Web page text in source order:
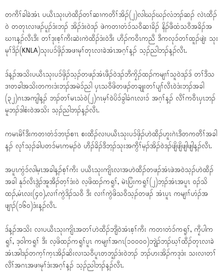
တကီၢ်ခါခဲအံၤ ပယီၤသုးဟဲထီၣ်တၢ်ဆၢကတီၢ်အိၣ်(၂)လါဃၣ်ဃၣ်လံဘၣ်ဆၣ် လဲၤထီၣ်
ဝဲ တတုၤလၢဖၣ်ပူၣ်ဒံးဘၣ် အိၣ်ဒံးဝဲဒၣ် ဖဲကတၢတံၥ်သဝီဆၢခိၣ် နိၣ်ဖီထံသဝီအခိၣ်အ
ဃၢၤန့ၣ်လီၤဒီး တၢ်ဒုးစ့ၢ်ကီးဆဲးကဲထီၣ်ဒံးဝဲဒီး ဟီၣ်ကဝီၤကညီ ဒီကလုၥ်တၢ်ထူၣ်ဖျဲး သုး
မုၢ်ဒိၣ်(KNLA)သုးပၥ်ဖှိၣ်အဖၢမုၢ်တုၤလၢခဲအံၤအဂ့ၢ်န့ၣ် သ့ၣ်ညါဘၣ်န့ၣ်လီၤ.
ဒ်န့ၣ်အသိးပယီၤသုးပၥ်ဖှိၣ်သ့ၣ်တဖၣ်အံၤဖီၣ်ဝဲဒၣ်ဘီကၠိၣ်ထၣ်ကမျၢၢ်သူဝဲဒၣ်ဒ် တၢ်ဒီသ
ဒၢတခါအသိးတကးဒံးဘၣ်အမဲၥ်ညါ ပှၤသဝီဖိတဖၣ်တချုးတၢ်ပျၢ်လီၤဝဲဒံးဘၣ်အခါ
(၃၂)ဂၤအကျါန့ၣ် ဘၣ်တၢ်မၤသံဝဲ(၂)ဂၤမ့ၢ်ဝဲပိၥ်ခွါခံဂၤလၢၥ် အဂ့ၢ်န့ၣ် လီၢ်ကဝီၤပှၤဘၣ်
မူဘၣ်ဒါစံးဝဲအသိး သ့ၣ်ညါဘၣ်န့ၣ်လီၤ.
ကမၤမိၢ်ဒီးကတၢတံၥ်ဘၢၣ်စၢၤ စးထီၣ်လၢပယီၤသုးပၥ်ဖှိၣ်ဟဲထီၣ်ဟူးဂဲၤဒီတကတီၢ်အခါ
န့ၣ် လုၢ်သ့ၣ်ခါပတၥ်မၤကမၣ်ဝဲ ဟီၣ်ခိၣ်ဒီဘ့ၣ်သုးအကွီၢ်မ့ၣ်အိၣ်ဝဲဒၣ်ဖျိဖျိဖျါဖျါန့ၣ်လီၤ.
အပူၤကွံၥ်လါမ့ၤအခါန့ၣ်စ့ၢ်ကီး ပယီၤသုးကျိၤလၢအဟဲထီၣ်တဖၣ်အံၤဖဲအဝဲသ့ၣ်ဟဲထီၣ်
အခါ နုၥ်လီၤဒွဲၣ်အူအီၣ်တ့ၢ်ဒံးဝဲ လ့ဖိထၣ်ကရူၢ်, မဲၤပြံးကရူၢ်(၂)ဘ့ၣ်အံၤအပူၤ ဝၣ်သိ
ထၣ်,မံၤလး(၄၀),လၢၢ်ကွဲဒိၣ်သဝီ ဒီး လၢၢ်ကွဲဖိသဝီသ့ၣ်တဖၣ် အံၤပူၤ ကမျၢၢ်ဟံၣ်အ
ဖျၢၣ်(၁၆၀)ဒံးန့ၣ်လီၤ.
ဒ်န့ၣ်အသိး လၢပယီၤသုးကျိၤအတၢ်ဟဲထီၣ်ဘျီဝဲအံၤစ့ၢ်ကီး ကတၢတံၥ်ကရူၢ်, ကၠီပါက
ရူၢ်, ဒ့ဝါကရူၢ် ဒီး လ့ဖိထၣ်ကရူၢ်ပူၤ ကမျၢၢ်အဂၤ(၁၀၀၀၀)ဘျဲၣ်ဘၣ်ဃ့ၢ်ထီၣ်တုၤလၢခဲ
အံၤအါဒၣ်တက့ၢ်က့ၤအိၣ်ဆိးလၢသဝီပူၤတဘူၣ်ဒံးဝဲဘၣ် ဘၣ်ဟးအိၣ်ကဒုဒံး သးလၢတၢ်
လီၢ်အဂၤအဖၢမုၢ်ဒံးအဂ့ၢ်န့ၣ် သ့ၣ်ညါဘၣ်န့ၣ်လီၤ.